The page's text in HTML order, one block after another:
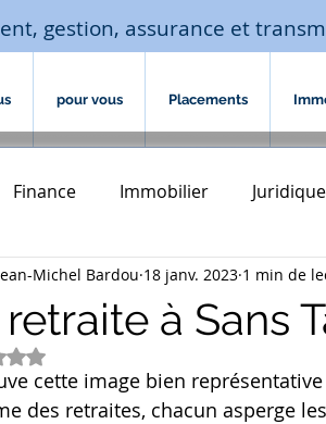
gestion, assurance et
pour vous Placements
Finance Immobilier Juridique
jouissance Assurances
biens
à Sans
Michel Bardou 18 janv. 2023 1 min de
NaN étoiles sur 5.
cette image bien
des retraites, chacun asperge